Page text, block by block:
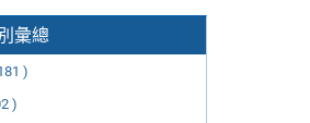
彙總
)
)